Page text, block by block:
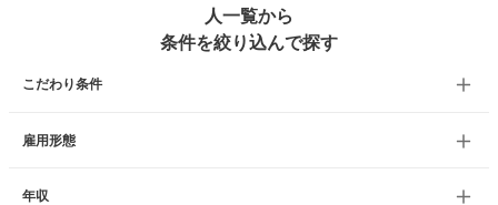
人一覧から
条件を絞り込んで探す
こだわり条件
雇用形態
年収